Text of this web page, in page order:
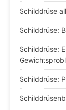
Schilddrüse
Schilddrüse:
Schilddrüse:
Schilddrüse: